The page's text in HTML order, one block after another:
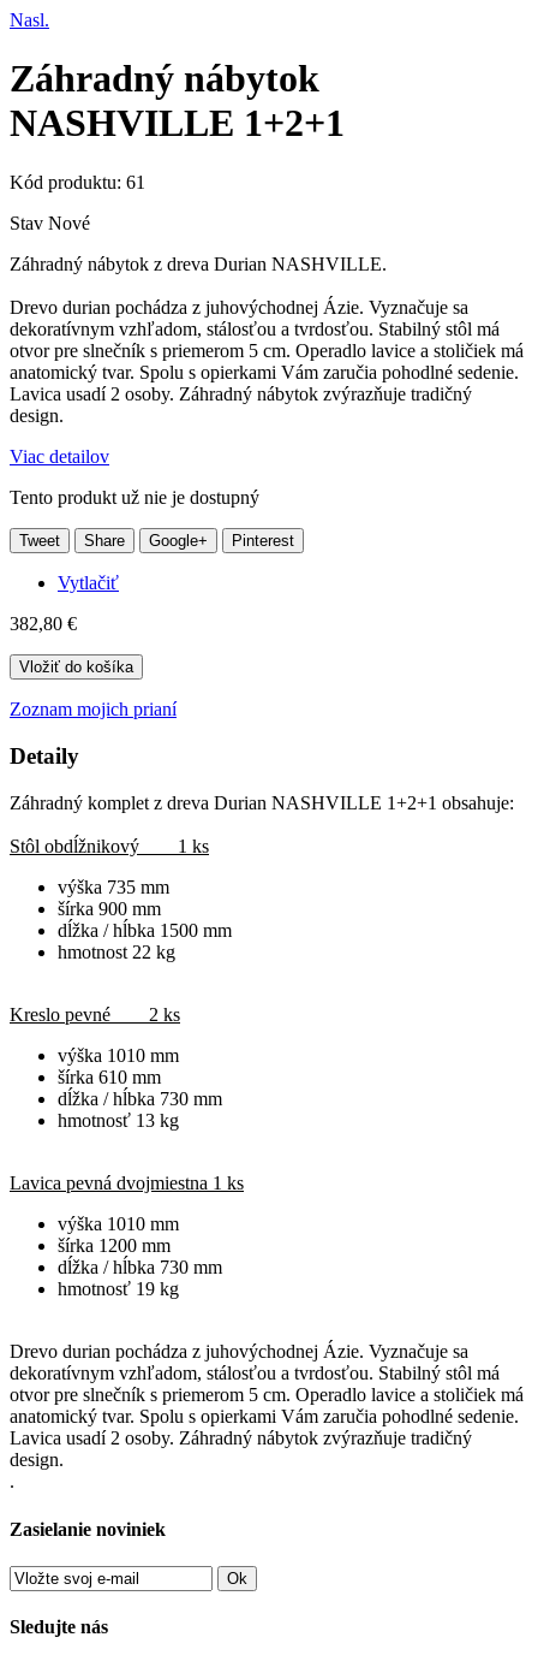
Nasl.
Záhradný nábytok
NASHVILLE 1+2+1
Kód produktu: 61
Stav Nové
Záhradný nábytok z dreva Durian NASHVILLE.
Drevo durian pochádza z juhovýchodnej Ázie. Vyznačuje sa
dekoratívnym vzhľadom, stálosťou a tvrdosťou. Stabilný stôl má
otvor pre slnečník s priemerom 5 cm. Operadlo lavice a stoličiek má
anatomický tvar. Spolu s opierkami Vám zaručia pohodlné sedenie.
Lavica usadí 2 osoby. Záhradný nábytok zvýrazňuje tradičný
design.
Viac detailov
Tento produkt už nie je dostupný
Tweet Share Google+ Pinterest
Vytlačiť
382,80 €
Vložiť do košíka
Zoznam mojich prianí
Detaily
Záhradný komplet z dreva Durian NASHVILLE 1+2+1 obsahuje:
Stôl obdĺžnikový 1 ks
výška 735 mm
šírka 900 mm
dĺžka / hĺbka 1500 mm
hmotnost 22 kg
Kreslo pevné 2 ks
výška 1010 mm
šírka 610 mm
dĺžka / hĺbka 730 mm
hmotnosť 13 kg
Lavica pevná dvojmiestna 1 ks
výška 1010 mm
šírka 1200 mm
dĺžka / hĺbka 730 mm
hmotnosť 19 kg
Drevo durian pochádza z juhovýchodnej Ázie. Vyznačuje sa
dekoratívnym vzhľadom, stálosťou a tvrdosťou. Stabilný stôl má
otvor pre slnečník s priemerom 5 cm. Operadlo lavice a stoličiek má
anatomický tvar. Spolu s opierkami Vám zaručia pohodlné sedenie.
Lavica usadí 2 osoby. Záhradný nábytok zvýrazňuje tradičný
design.
.
Zasielanie noviniek
Ok
Sledujte nás